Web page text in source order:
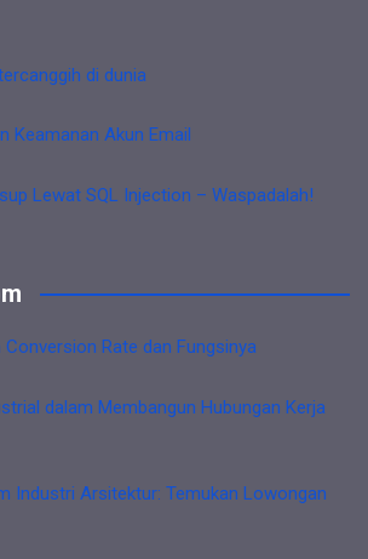
di dunia
Keamanan Akun Email
Lewat SQL Injection – Waspadalah!
Conversion Rate dan Fungsinya
dalam Membangun Hubungan Kerja
Industri Arsitektur: Temukan Lowongan